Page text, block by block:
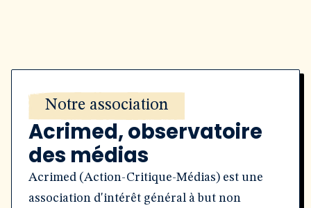
Notre association
Acrimed, observatoire
des médias
Acrimed (Action-Critique-Médias) est une
association d'intérêt général à but non